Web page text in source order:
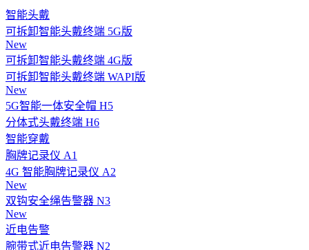
智能头戴
可拆卸智能头戴终端 5G版
New
可拆卸智能头戴终端 4G版
可拆卸智能头戴终端 WAPI版
New
5G智能一体安全帽 H5
分体式头戴终端 H6
智能穿戴
胸牌记录仪 A1
4G 智能胸牌记录仪 A2
New
双钩安全绳告警器 N3
New
近电告警
腕带式近电告警器 N2